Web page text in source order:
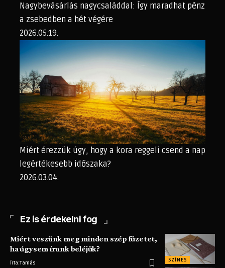
Nagybevásárlás nagycsaláddal: Így maradhat pénz
a zsebedben a hét végére
2026.05.19.
Miért érezzük úgy, hogy a kora reggeli csend a nap
legértékesebb időszaka?
2026.03.04.
Ez is érdekelni fog
SZÍNES
Miért veszünk meg minden szép füzetet,
ha úgysem írunk beléjük?
Írta:Tamás